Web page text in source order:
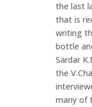
the last
that is
writing
bottle
Sardar
the
many of